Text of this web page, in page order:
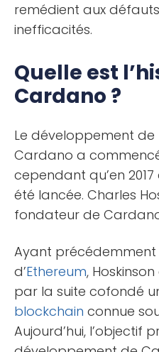
remédient aux
inefficacités.
Quelle est
Cardano ?
Le développement
Cardano a commencé
cependant qu’en
été lancée. Charles
fondateur de
Ayant
d’Ethereum,
par la suite cofondé
blockchain connue
Aujourd’hui, l’objectif